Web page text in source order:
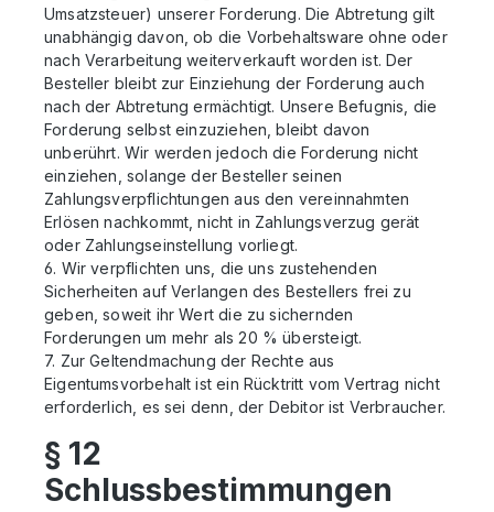
Umsatzsteuer) unserer Forderung. Die Abtretung gilt
unabhängig davon, ob die Vorbehaltsware ohne oder
nach Verarbeitung weiterverkauft worden ist. Der
Besteller bleibt zur Einziehung der Forderung auch
nach der Abtretung ermächtigt. Unsere Befugnis, die
Forderung selbst einzuziehen, bleibt davon
unberührt. Wir werden jedoch die Forderung nicht
einziehen, solange der Besteller seinen
Zahlungsverpflichtungen aus den vereinnahmten
Erlösen nachkommt, nicht in Zahlungsverzug gerät
oder Zahlungseinstellung vorliegt.
6. Wir verpflichten uns, die uns zustehenden
Sicherheiten auf Verlangen des Bestellers frei zu
geben, soweit ihr Wert die zu sichernden
Forderungen um mehr als 20 % übersteigt.
7. Zur Geltendmachung der Rechte aus
Eigentumsvorbehalt ist ein Rücktritt vom Vertrag nicht
erforderlich, es sei denn, der Debitor ist Verbraucher.
§ 12
Schlussbestimmungen